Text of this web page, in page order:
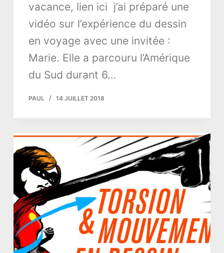
vacance, lien ici j’ai préparé une
vidéo sur l’expérience du dessin
en voyage avec une invitée :
Marie. Elle a parcouru l’Amérique
du Sud durant 6…
PAUL 14 JUILLET 2018